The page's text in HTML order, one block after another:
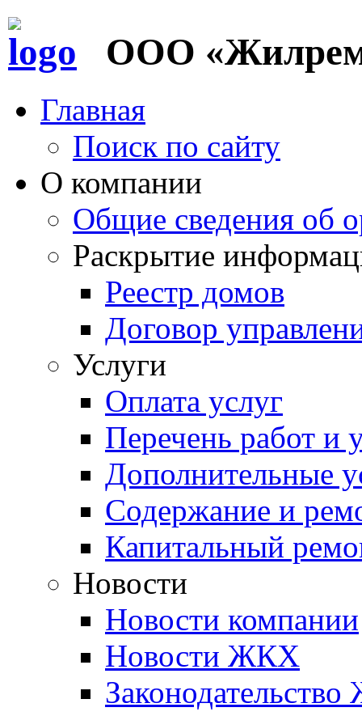
ООО
Главная
Поиск по сайту
О компании
Общие сведения об
Раскрытие
Реестр домов
Договор
Услуги
Оплата услуг
Перечень работ и
Дополнительные
Содержание и
Капитальный
Новости
Новости компании
Новости ЖКХ